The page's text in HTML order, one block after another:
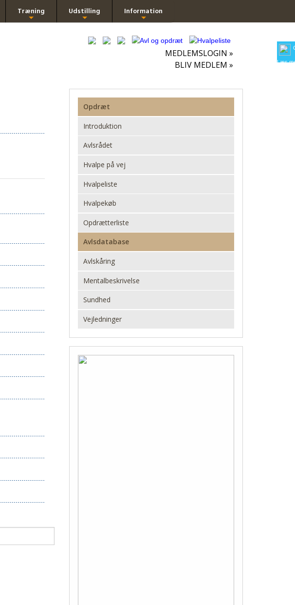
Læs
Træning Udstilling Information
MEDLEMSLOGIN »
BLIV MEDLEM »
Opdræt
Introduktion
Avlsrådet
Hvalpe på vej
Hvalpeliste
Hvalpekøb
Opdrætterliste
Avlsdatabase
Avlskåring
Mentalbeskrivelse
Sundhed
Vejledninger